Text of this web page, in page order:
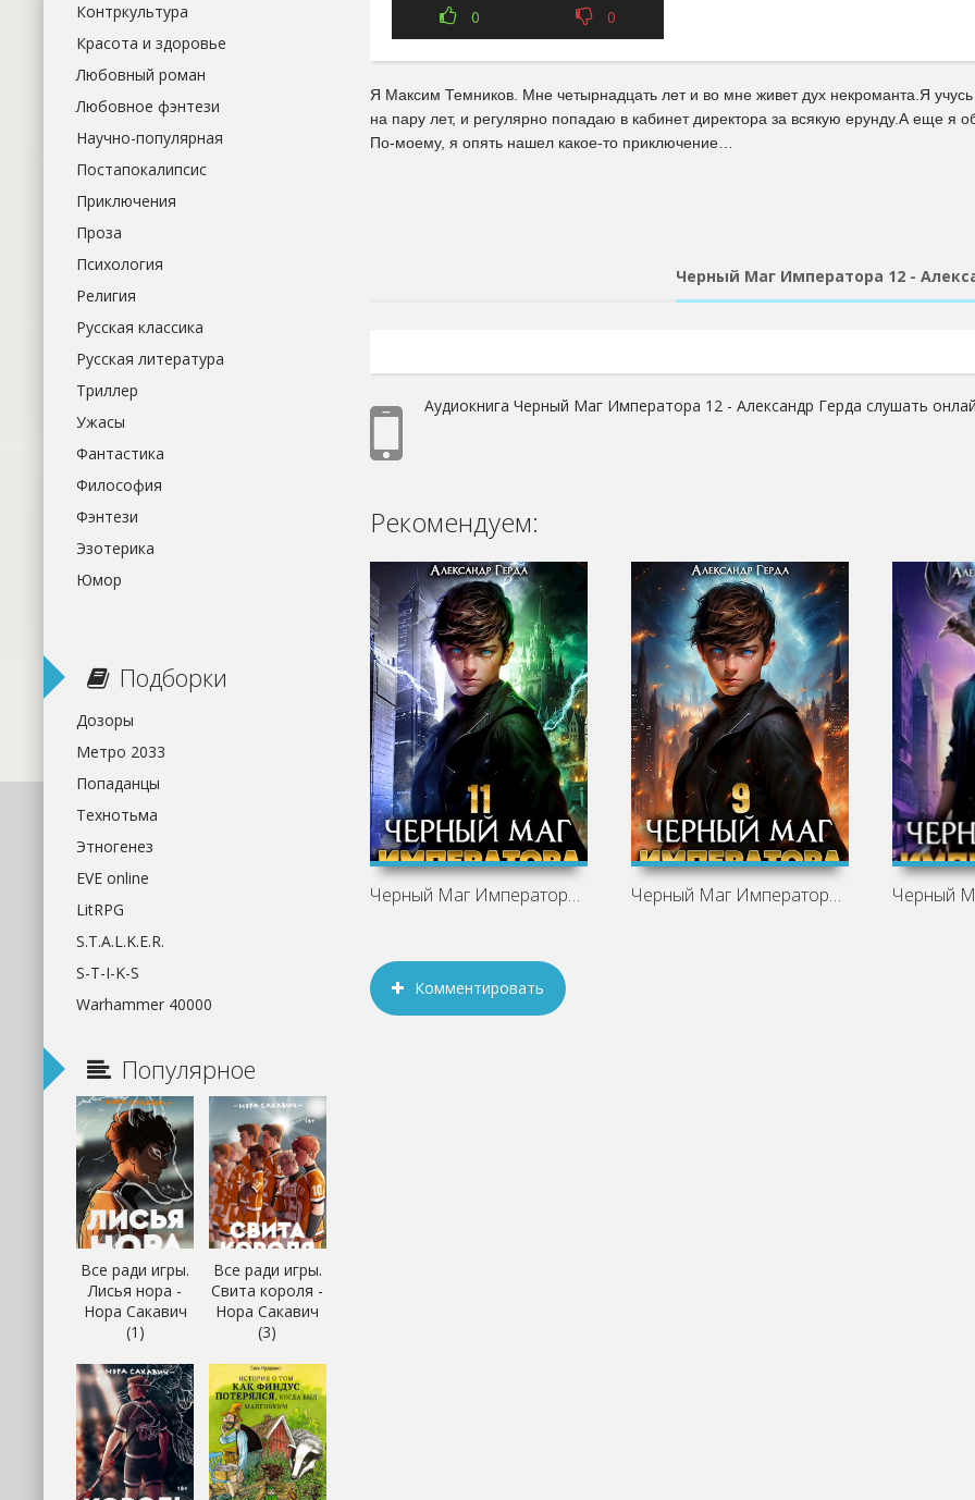
0 0
Я Максим Темников. Мне четырнадцать лет и во мне живет дух некроманта.Я
на пару лет, и регулярно попадаю в кабинет директора за всякую ерунду.А еще
По-моему, я опять нашел какое-то приключение…
Черный Маг Императора 12 -
Аудиокнига Черный Маг Императора 12 - Александр Герда слушать
Рекомендуем:
Черный Маг Императора 11 - Александр Черный Маг Императора 9 - Александр
Комментировать
Контркультура
Красота и здоровье
Любовный роман
Любовное фэнтези
Научно-популярная
Постапокалипсис
Приключения
Проза
Психология
Религия
Русская классика
Русская литература
Триллер
Ужасы
Фантастика
Философия
Фэнтези
Эзотерика
Юмор
Подборки
Дозоры
Метро 2033
Попаданцы
Технотьма
Этногенез
EVE online
LitRPG
S.T.A.L.K.E.R.
S-T-I-K-S
Warhammer 40000
Популярное
Все ради игры.
Лисья нора -
Нора Сакавич
(1)
Все ради игры.
Свита короля -
Нора Сакавич
(3)